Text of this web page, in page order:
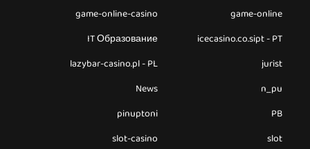
game-online
game-online-casino
icecasino.co.sipt - PT
IT Образование
jurist
lazybar-casino.pl - PL
n_pu
News
PB
pinuptoni
slot
slot-casino